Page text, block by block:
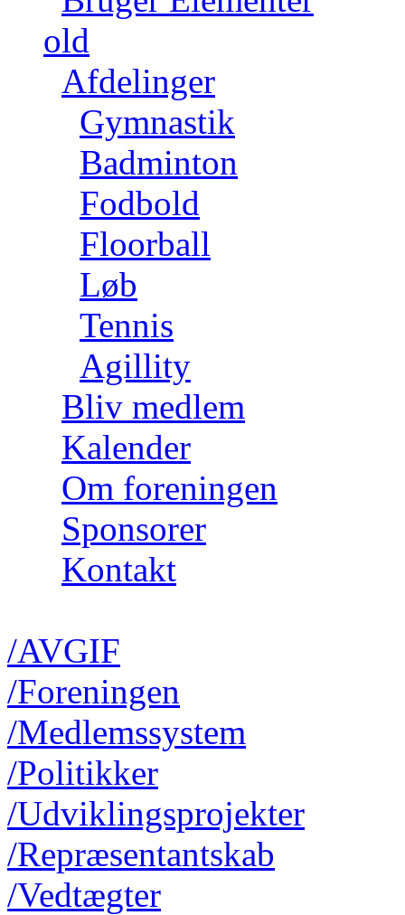
old
Afdelinger
Gymnastik
Badminton
Fodbold
Floorball
Løb
Tennis
Agillity
Bliv medlem
Kalender
Om foreningen
Sponsorer
Kontakt
/AVGIF
/Foreningen
/Medlemssystem
/Politikker
/Udviklingsprojekter
/Repræsentantskab
/Vedtægter